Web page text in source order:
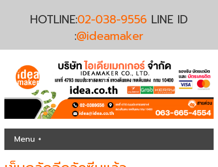
HOTLINE:02-038-9556 LINE ID
:@ideamaker
Menu +